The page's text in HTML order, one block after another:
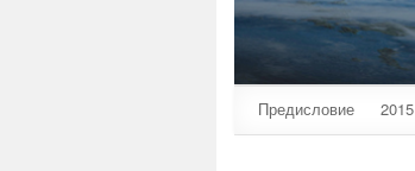
Предисловие 2015